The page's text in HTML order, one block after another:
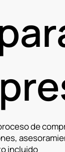
de
incluido